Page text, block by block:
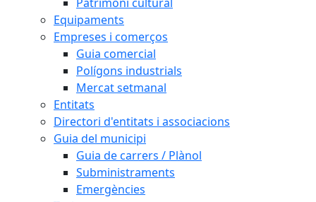
Equipaments
Empreses i comerços
Guia comercial
Polígons industrials
Mercat setmanal
Entitats
Directori d'entitats i associacions
Guia del municipi
Guia de carrers / Plànol
Subministraments
Emergències